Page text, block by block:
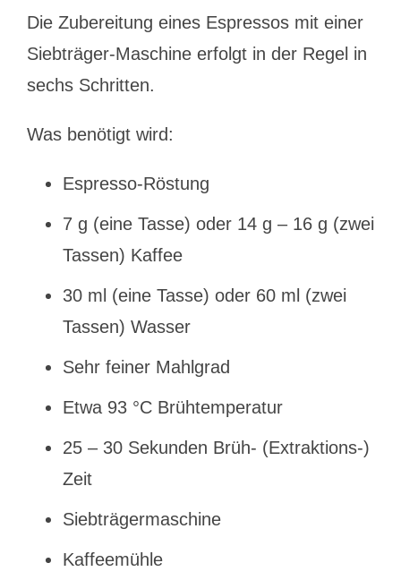
Die Zubereitung eines Espressos mit einer
Siebträger-Maschine erfolgt in der Regel in
sechs Schritten.
Was benötigt wird:
Espresso-Röstung
7 g (eine Tasse) oder 14 g – 16 g (zwei
Tassen) Kaffee
30 ml (eine Tasse) oder 60 ml (zwei
Tassen) Wasser
Sehr feiner Mahlgrad
Etwa 93 °C Brühtemperatur
25 – 30 Sekunden Brüh- (Extraktions-)
Zeit
Siebträgermaschine
Kaffeemühle